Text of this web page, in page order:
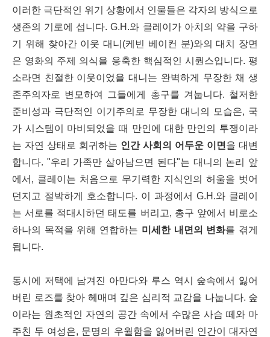
이러한 극단적인 위기 상황에서 인물들은 각자의 방식으로
생존의 기로에 섭니다. G.H.와 클레이가 아치의 약을 구하
기 위해 찾아간 이웃 대니(케빈 베이컨 분)와의 대치 장면
은 영화의 주제 의식을 응축한 핵심적인 시퀀스입니다. 평
소라면 친절한 이웃이었을 대니는 완벽하게 무장한 채 생
존주의자로 변모하여 그들에게 총구를 겨눕니다. 철저한
준비성과 극단적인 이기주의로 무장한 대니의 모습은, 국
가 시스템이 마비되었을 때 만인에 대한 만인의 투쟁이라
는 자연 상태로 회귀하는 인간 사회의 어두운 이면 을 대변
합니다. "우리 가족만 살아남으면 된다"는 대니의 논리 앞
에서, 클레이는 처음으로 무기력한 지식인의 허울을 벗어
던지고 절박하게 호소합니다. 이 과정에서 G.H.와 클레이
는 서로를 적대시하던 태도를 버리고, 총구 앞에서 비로소
하나의 목적을 위해 연합하는 미세한 내면의 변화를 겪게
됩니다.
동시에 저택에 남겨진 아만다와 루스 역시 숲속에서 잃어
버린 로즈를 찾아 헤매며 깊은 심리적 교감을 나눕니다. 숲
이라는 원초적인 자연의 공간 속에서 수많은 사슴 떼와 마
주친 두 여성은, 문명의 우월함을 잃어버린 인간이 대자연